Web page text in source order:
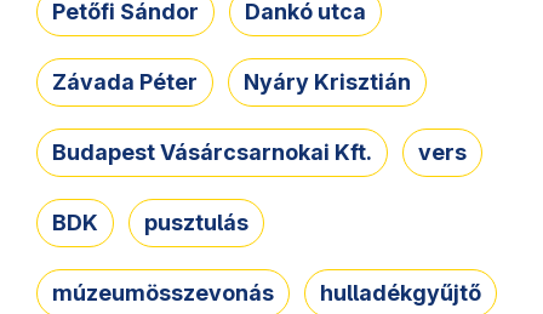
Petőfi Sándor Dankó utca
Závada Péter Nyáry Krisztián
Budapest Vásárcsarnokai Kft. vers
BDK pusztulás
múzeumösszevonás hulladékgyűjtő